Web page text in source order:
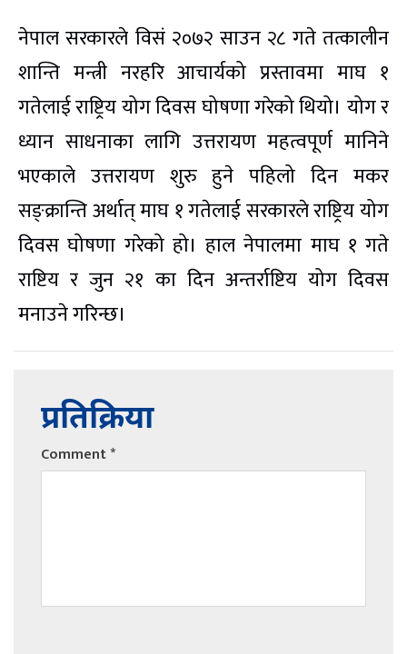
नेपाल सरकारले विसं २०७२ साउन २८ गते तत्कालीन
शान्ति मन्त्री नरहरि आचार्यको प्रस्तावमा माघ १
गतेलाई राष्ट्रिय योग दिवस घोषणा गरेको थियो। योग र
ध्यान साधनाका लागि उत्तरायण महत्वपूर्ण मानिने
भएकाले उत्तरायण शुरु हुने पहिलो दिन मकर
सङ्क्रान्ति अर्थात् माघ १ गतेलाई सरकारले राष्ट्रिय योग
दिवस घोषणा गरेको हो। हाल नेपालमा माघ १ गते
राष्टिय र जुन २१ का दिन अन्तर्राष्टिय योग दिवस
मनाउने गरिन्छ।
प्रतिक्रिया
Comment*